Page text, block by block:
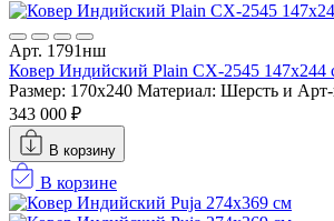
Арт. 1791нш
Ковер Индийский Plain CX-2545 147x244
Размер: 170x240 Материал: Шерсть и
343 000 ₽
В корзину
В корзине